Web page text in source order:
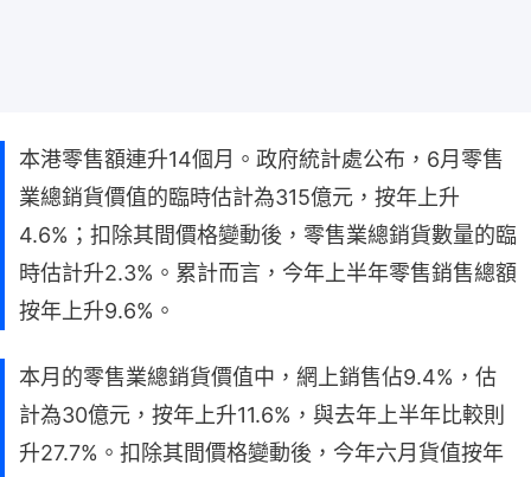
本港零售額連升14個月。政府統計處公布，6月零售
業總銷貨價值的臨時估計為315億元，按年上升
4.6%；扣除其間價格變動後，零售業總銷貨數量的臨
時估計升2.3%。累計而言，今年上半年零售銷售總額
按年上升9.6%。
本月的零售業總銷貨價值中，網上銷售佔9.4%，估
計為30億元，按年上升11.6%，與去年上半年比較則
升27.7%。扣除其間價格變動後，今年六月貨值按年